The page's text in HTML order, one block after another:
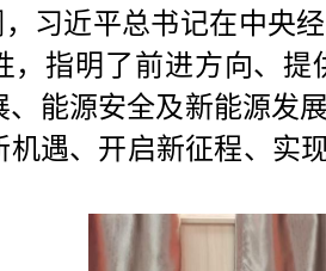
习近平总书记在中央
，指明了前进方向、
能源安全及新能源发
机遇、开启新征程、实